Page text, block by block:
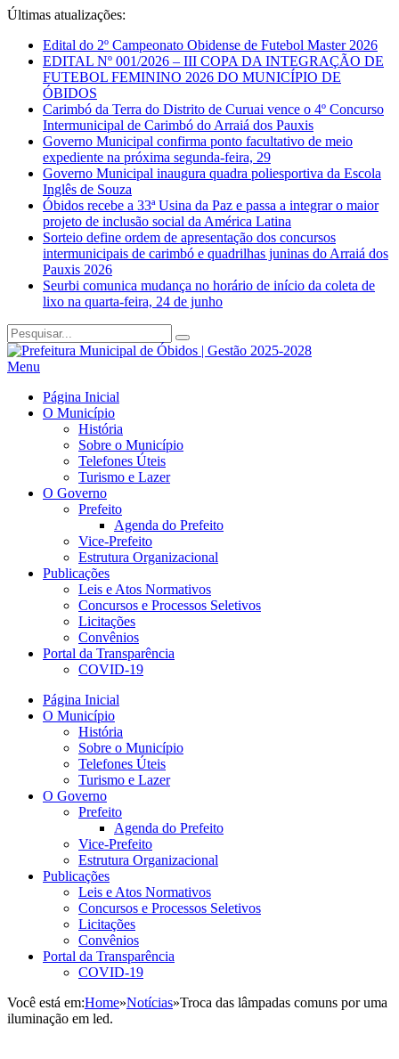
Últimas atualizações:
Edital do 2º Campeonato Obidense de Futebol Master 2026
EDITAL Nº 001/2026 – III COPA DA INTEGRAÇÃO DE
FUTEBOL FEMININO 2026 DO MUNICÍPIO DE
ÓBIDOS
Carimbó da Terra do Distrito de Curuai vence o 4º Concurso
Intermunicipal de Carimbó do Arraiá dos Pauxis
Governo Municipal confirma ponto facultativo de meio
expediente na próxima segunda-feira, 29
Governo Municipal inaugura quadra poliesportiva da Escola
Inglês de Souza
Óbidos recebe a 33ª Usina da Paz e passa a integrar o maior
projeto de inclusão social da América Latina
Sorteio define ordem de apresentação dos concursos
intermunicipais de carimbó e quadrilhas juninas do Arraiá dos
Pauxis 2026
Seurbi comunica mudança no horário de início da coleta de
lixo na quarta-feira, 24 de junho
Menu
Página Inicial
O Município
História
Sobre o Município
Telefones Úteis
Turismo e Lazer
O Governo
Prefeito
Agenda do Prefeito
Vice-Prefeito
Estrutura Organizacional
Publicações
Leis e Atos Normativos
Concursos e Processos Seletivos
Licitações
Convênios
Portal da Transparência
COVID-19
Página Inicial
O Município
História
Sobre o Município
Telefones Úteis
Turismo e Lazer
O Governo
Prefeito
Agenda do Prefeito
Vice-Prefeito
Estrutura Organizacional
Publicações
Leis e Atos Normativos
Concursos e Processos Seletivos
Licitações
Convênios
Portal da Transparência
COVID-19
Você está em:Home»Notícias»Troca das lâmpadas comuns por uma
iluminação em led.